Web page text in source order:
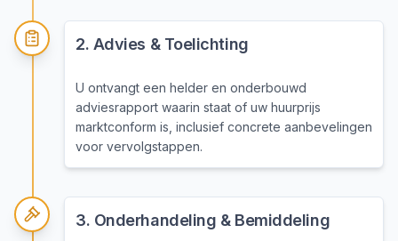
2. Advies & Toelichting
U ontvangt een helder en onderbouwd
adviesrapport waarin staat of uw huurprijs
marktconform is, inclusief concrete aanbevelingen
voor vervolgstappen.
3. Onderhandeling & Bemiddeling